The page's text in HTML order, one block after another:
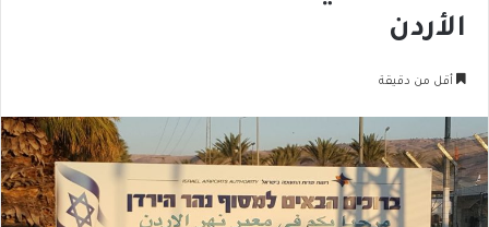
الأردن
أقل من دقيقة